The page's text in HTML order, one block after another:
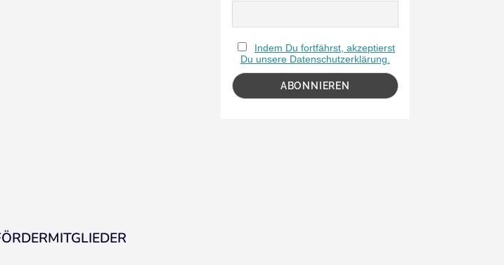
Indem Du fortfährst, akzeptierst
Du unsere Datenschutzerklärung.